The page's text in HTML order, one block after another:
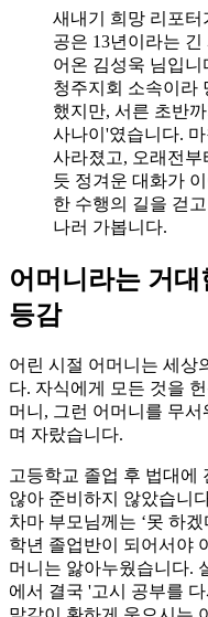
새내기 희망 리포터
공은 13년이라는
어온 김성욱 님입니
청주지회 소속이라
했지만, 서른 초반
사나이'였습니다.
사라졌고, 오래전
듯 정겨운 대화가
한 수행의 길을 걷
나러 가봅니다.
어머니라는 거대
등감
어린 시절 어머니는 세상
다. 자식에게 모든 것을
머니, 그런 어머니를 무
며 자랐습니다.
고등학교 졸업 후 법대에
않아 준비하지 않았습니
차마 부모님께는 ‘못 하
학년 졸업반이 되어서야
머니는 앓아누웠습니다.
에서 결국 '고시 공부를